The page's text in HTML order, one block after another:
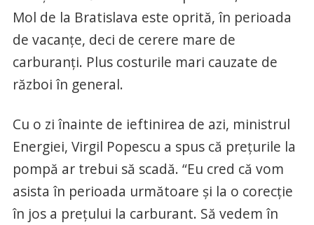
Mol de la Bratislava este oprită, în perioada
de vacanțe, deci de cerere mare de
carburanți. Plus costurile mari cauzate de
război în general.
Cu o zi înainte de ieftinirea de azi, ministrul
Energiei, Virgil Popescu a spus că prețurile la
pompă ar trebui să scadă. “Eu cred că vom
asista în perioada următoare și la o corecție
în jos a prețului la carburant. Să vedem în